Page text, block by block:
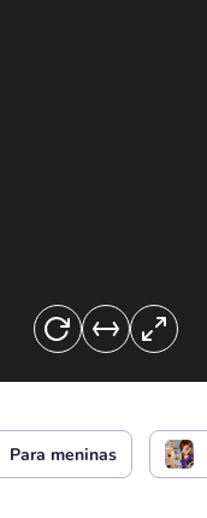
Para meninas